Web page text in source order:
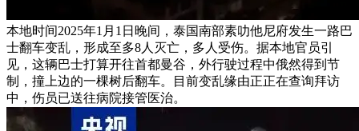
本地时间2025年1月1日晚间，泰国南部素叻他尼府发生一路巴
士翻车变乱，形成至多8人灭亡，多人受伤。据本地官员引
见，这辆巴士打算开往首都曼谷，外行驶过程中俄然得到节
制，撞上边的一棵树后翻车。目前变乱缘由正正在查询拜访
中，伤员已送往病院接管医治。